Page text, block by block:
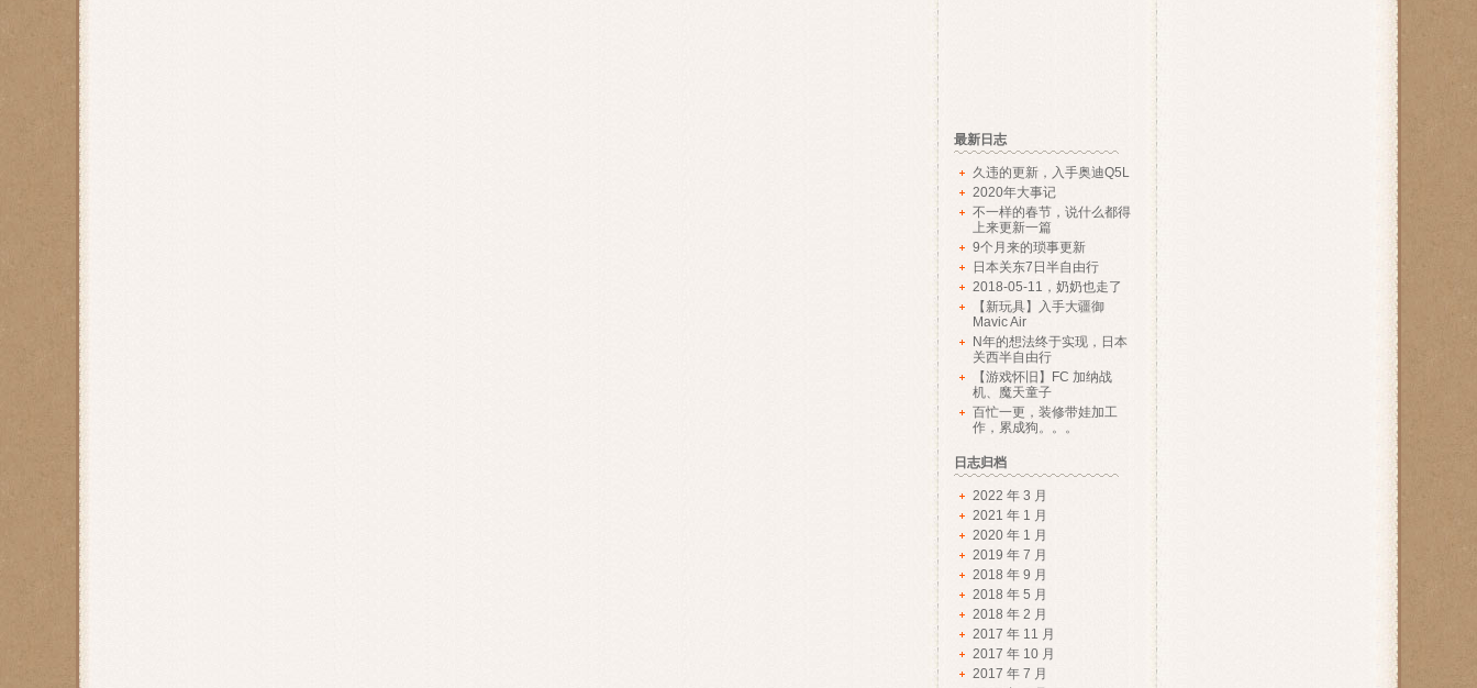
最新日志
久违的更新，入手奥迪Q5L
2020年大事记
不一样的春节，说什么都得
上来更新一篇
9个月来的琐事更新
日本关东7日半自由行
2018-05-11，奶奶也走了
【新玩具】入手大疆御
Mavic Air
N年的想法终于实现，日本
关西半自由行
【游戏怀旧】FC 加纳战
机、魔天童子
百忙一更，装修带娃加工
作，累成狗。。。
日志归档
2022 年 3 月
2021 年 1 月
2020 年 1 月
2019 年 7 月
2018 年 9 月
2018 年 5 月
2018 年 2 月
2017 年 11 月
2017 年 10 月
2017 年 7 月